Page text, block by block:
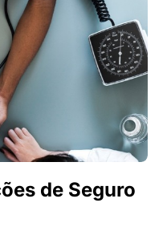
de Seguro